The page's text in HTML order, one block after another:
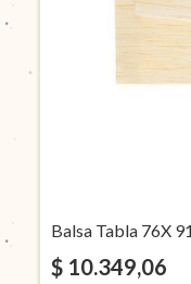
Balsa Tabla 76X
$ 10.349,06